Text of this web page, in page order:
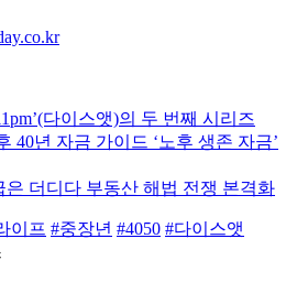
다이스앳)의 두 번째 시리즈
40년 자금 가이드 ‘노후 생존 자금’
더디다 부동산 해법 전쟁 본격화
이프 #중장년 #4050 #다이스앳